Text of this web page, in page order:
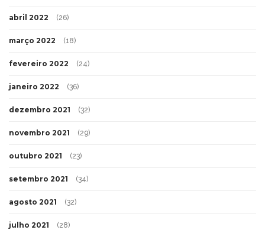
abril 2022 (26)
março 2022 (18)
fevereiro 2022 (24)
janeiro 2022 (36)
dezembro 2021 (32)
novembro 2021 (29)
outubro 2021 (23)
setembro 2021 (34)
agosto 2021 (32)
julho 2021 (28)